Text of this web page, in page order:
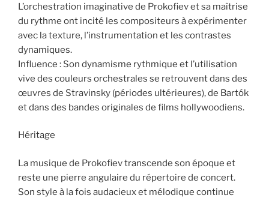
L’orchestration imaginative de Prokofiev et sa maîtrise
du rythme ont incité les compositeurs à expérimenter
avec la texture, l’instrumentation et les contrastes
dynamiques.
Influence : Son dynamisme rythmique et l’utilisation
vive des couleurs orchestrales se retrouvent dans des
œuvres de Stravinsky (périodes ultérieures), de Bartók
et dans des bandes originales de films hollywoodiens.
Héritage
La musique de Prokofiev transcende son époque et
reste une pierre angulaire du répertoire de concert.
Son style à la fois audacieux et mélodique continue